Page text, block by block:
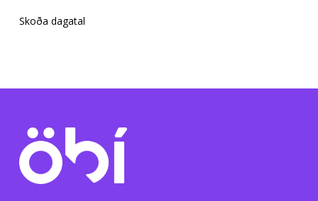
Skoða dagatal